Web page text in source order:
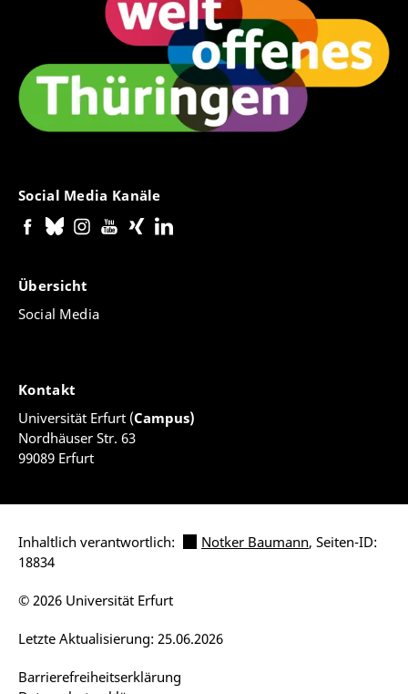
Social Media Kanäle
Übersicht
Social Media
Kontakt
Universität Erfurt (Campus)
Nordhäuser Str. 63
99089 Erfurt
Inhaltlich verantwortlich: Notker Baumann, Seiten-ID:
18834
Barrierefreiheitserklärung
Letzte Aktualisierung: 25.06.2026
© 2026 Universität Erfurt